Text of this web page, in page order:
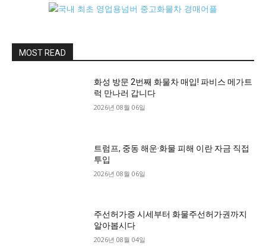
MOST READ
화성 방문 2번째 화물차 매입! 파비스 메가트
럭 만나러 갑니다
2026년 08월 06일
트럼프, 중동 해운·화물 피해 이란 자금 직접
투입
2026년 08월 06일
주선허가증 시세부터 화물주선허가권까지
알아봅시다
2026년 08월 04일